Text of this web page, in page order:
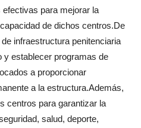
para mejorar la
de dichos centros.De
infraestructura penitenciaria
y establecer programas de
a proporcionar
a la estructura.Además,
centros para garantizar la
salud, deporte,